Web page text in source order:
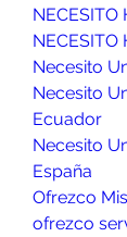
NECESITO
NECESITO
Necesito
Necesito
Ecuador
Necesito
España
Ofrezco
ofrezco